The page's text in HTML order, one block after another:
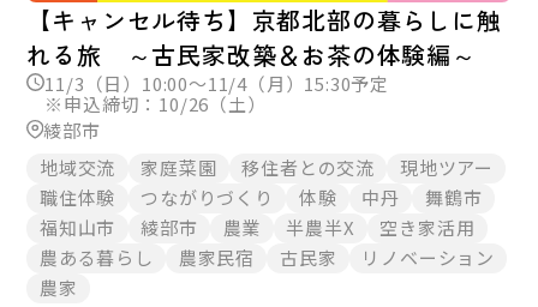
【キャンセル待ち】京都北部の暮らしに触
れる旅 ～古民家改築＆お茶の体験編～
11/3（日）10:00～11/4（月）15:30予定
※申込締切：10/26（土）
綾部市
地域交流
家庭菜園 移住者との交流
現地ツアー
職住体験
つながりづくり 体験 中丹
舞鶴市
福知山市
綾部市 農業 半農半X
空き家活用
農ある暮らし
農家民宿 古民家
リノベーション
農家